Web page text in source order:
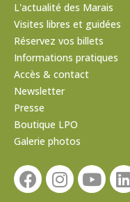
L'actualité des Marais
Visites libres et guidées
Réservez vos billets
Informations pratiques
Accès & contact
Newsletter
Presse
Boutique LPO
Galerie photos